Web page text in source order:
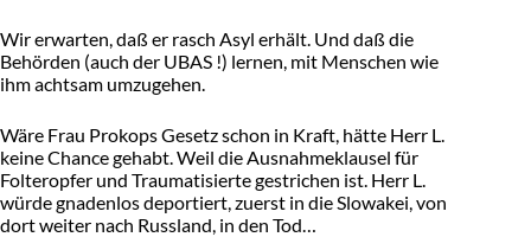
Wir erwarten, daß er rasch Asyl erhält. Und daß die
Behörden (auch der UBAS !) lernen, mit Menschen wie
ihm achtsam umzugehen.
Wäre Frau Prokops Gesetz schon in Kraft, hätte Herr L.
keine Chance gehabt. Weil die Ausnahmeklausel für
Folteropfer und Traumatisierte gestrichen ist. Herr L.
würde gnadenlos deportiert, zuerst in die Slowakei, von
dort weiter nach Russland, in den Tod…